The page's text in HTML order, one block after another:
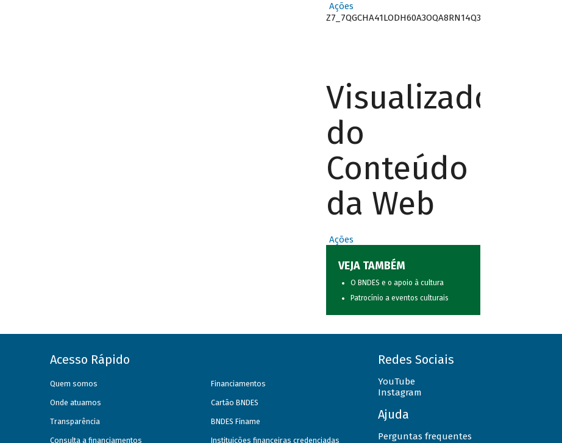
Ações
Z7_7QGCHA41LODH60A3OQA8RN14Q3
Visualizador
do
Conteúdo
da Web
Ações
VEJA TAMBÉM
O BNDES e o apoio à cultura
Patrocínio a eventos culturais
Acesso Rápido
Quem somos
Onde atuamos
Transparência
Consulta a financiamentos
Financiamentos
Cartão BNDES
BNDES Finame
Instituições financeiras credenciadas
Redes Sociais
YouTube
Instagram
Ajuda
Perguntas frequentes